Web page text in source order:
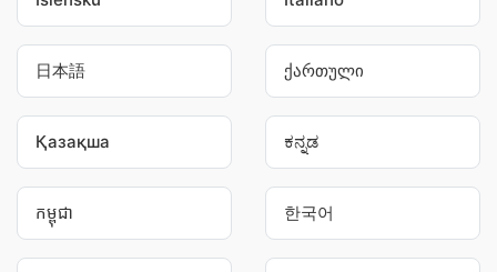
日本語 ქართული
Қазақша ಕನ್ನಡ
កម្ពុជា 한국어